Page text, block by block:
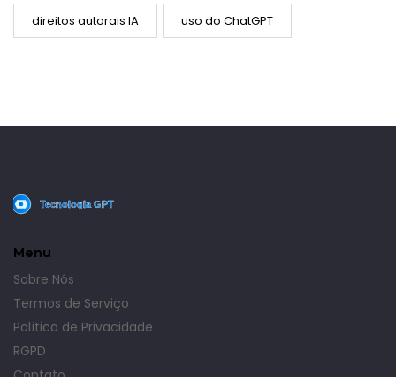
direitos autorais IA uso do ChatGPT
Menu
Sobre Nós
Termos de Serviço
Política de Privacidade
RGPD
Contato